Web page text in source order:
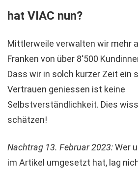
hat VIAC nun?
Mittlerweile verwalten wir mehr
Franken von über 8‘500
Dass wir in solch kurzer Zeit ein
Vertrauen geniessen ist keine
Selbstverständlichkeit. Dies
schätzen!
Nachtrag 13. Februar 2023:Wer
im Artikel umgesetzt hat, lag